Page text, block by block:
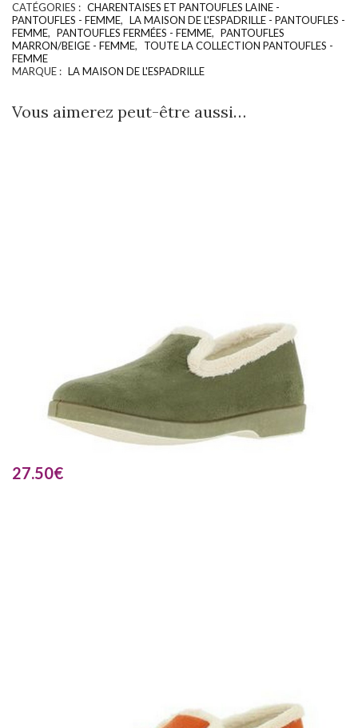
CATÉGORIES : CHARENTAISES ET PANTOUFLES LAINE -
PANTOUFLES - FEMME, LA MAISON DE L'ESPADRILLE - PANTOUFLES -
FEMME, PANTOUFLES FERMÉES - FEMME, PANTOUFLES
MARRON/BEIGE - FEMME,
TOUTE LA COLLECTION PANTOUFLES -
FEMME
MARQUE : LA MAISON DE L'ESPADRILLE
Vous aimerez peut-être aussi…
27.50€